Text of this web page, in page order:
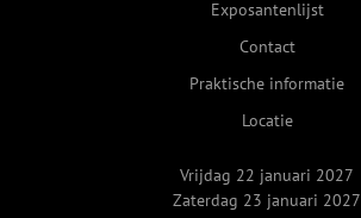
Exposantenlijst
Contact
Praktische informatie
Locatie
Vrijdag 22 januari 2027
Zaterdag 23 januari 2027